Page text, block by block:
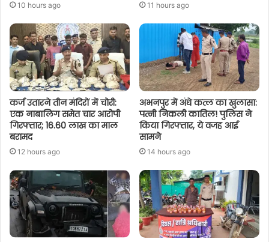
10 hours ago 11 hours ago
कर्ज उतारने तीन मंदिरों में चोरी:
एक नाबालिग समेत चार आरोपी
गिरफ्तार; 16.60 लाख का माल
बरामद
12 hours ago
अभनपुर में अंधे कत्ल का खुलासा:
पत्नी निकली कातिल! पुलिस ने
किया गिरफ्तार, ये वजह आई
सामने
14 hours ago